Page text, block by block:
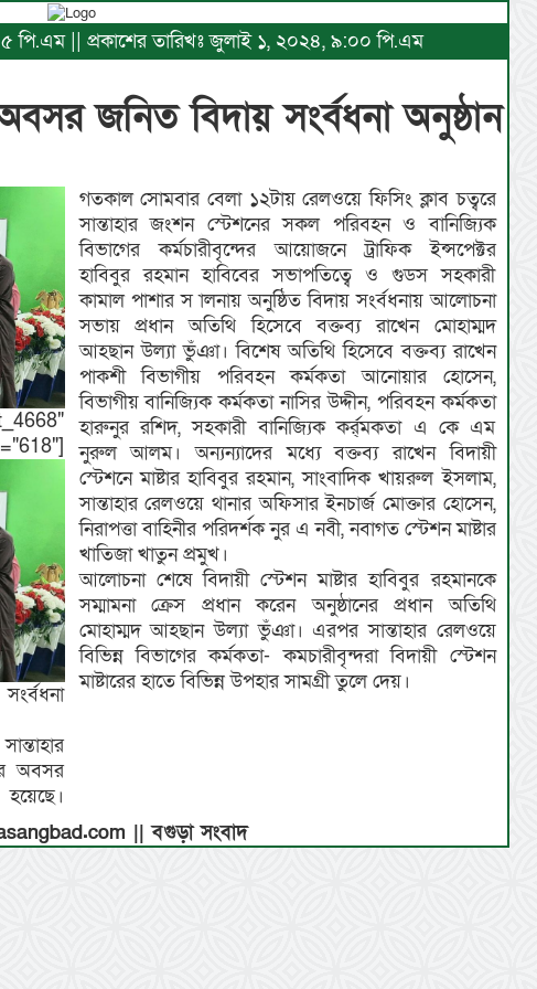
পি.এম || প্রকাশের তারিখঃ জুলাই ১, ২০২৪, ৯:০০ পি.এম
অবসর জনিত বিদায় সংর্বধনা অনুষ্ঠান
অবসর
গতকাল সোমবার বেলা ১২টায় রেলওয়ে ফিসিং ক্লাব চত্বরে
সান্তাহার জংশন স্টেশনের সকল পরিবহন ও বানিজ্যিক
বিভাগের কর্মচারীবৃন্দের আয়োজনে ট্রাফিক ইন্সপেক্টর
হাবিবুর রহমান হাবিবের সভাপতিত্বে ও গুডস সহকারী
কামাল পাশার স ালনায় অনুষ্ঠিত বিদায় সংর্বধনায় আলোচনা
সভায় প্রধান অতিথি হিসেবে বক্তব্য রাখেন মোহাম্মদ
আহছান উল্যা ভুঁঞা। বিশেষ অতিথি হিসেবে বক্তব্য রাখেন
পাকশী বিভাগীয় পরিবহন কর্মকতা আনোয়ার হোসেন,
বিভাগীয় বানিজ্যিক কর্মকতা নাসির উদ্দীন, পরিবহন কর্মকতা
হারুনুর রশিদ, সহকারী বানিজ্যিক কর্র্মকতা এ কে এম
নুরুল আলম। অন্যন্যাদের মধ্যে বক্তব্য রাখেন বিদায়ী
স্টেশনে মাষ্টার হাবিবুর রহমান, সাংবাদিক খায়রুল ইসলাম,
সান্তাহার রেলওয়ে থানার অফিসার ইনচার্জ মোক্তার হোসেন,
নিরাপত্তা বাহিনীর পরিদর্শক নুর এ নবী, নবাগত স্টেশন মাষ্টার
খাতিজা খাতুন প্রমুখ।
আলোচনা শেষে বিদায়ী স্টেশন মাষ্টার হাবিবুর রহমানকে
সম্মামনা ক্রেস প্রধান করেন অনুষ্ঠানের প্রধান অতিথি
মোহাম্মদ আহছান উল্যা ভুঁঞা। এরপর সান্তাহার রেলওয়ে
বিভিন্ন বিভাগের কর্মকতা- কমচারীবৃন্দরা বিদায়ী স্টেশন
মাষ্টারের হাতে বিভিন্ন উপহার সামগ্রী তুলে দেয়।
|| বগুড়া সংবাদ